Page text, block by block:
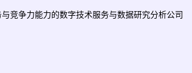
竞争力能力的数字技术服务与数据研究分析公司